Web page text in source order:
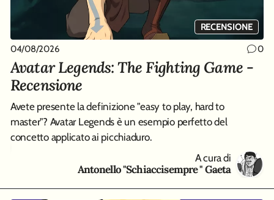
RECENSIONE
04/08/2026 0
Avatar Legends: The Fighting Game -
Recensione
Avete presente la definizione "easy to play, hard to
master"? Avatar Legends è un esempio perfetto del
concetto applicato ai picchiaduro.
A cura di
Antonello "Schiaccisempre " Gaeta